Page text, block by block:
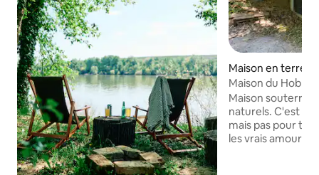
Maison en terre ⋅
Maison du Hobbit
Maison
naturels. C'est
mais pas pour
les vrais